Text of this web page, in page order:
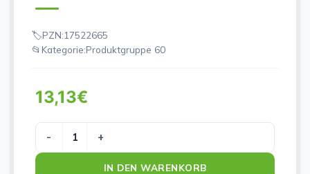
PZN:17522665
Kategorie:Produktgruppe 60
13,13€
MECO WUNDVERSORGUNGS-SET Menge
IN DEN WARENKORB